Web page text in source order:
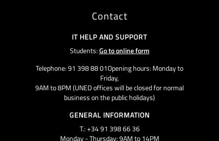
Contact
IT HELP AND SUPPORT
Students:Go to online form
Telephone: 91 398 88 01Opening hours: Monday to
Friday,
9AM to 8PM (UNED offices will be closed for normal
business on the public holidays)
GENERAL INFORMATION
T.: +34 91 398 66 36
Monday - Thursday: 9AM to 14PM